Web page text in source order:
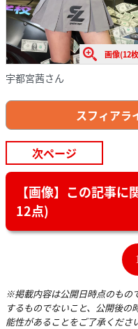
画像(12
宇都宮茜さん
スフィアラ
次ページ
【画像】この記事
12点)
1
※掲載内容は公開日時点のもの
するものでないこと、公開後
能性があることをご了承くださ